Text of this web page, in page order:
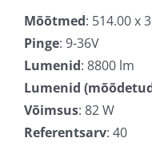
Mõõtmed: 514.00 x
Pinge: 9-36V
Lumenid: 8800 lm
Lumenid
Võimsus: 82 W
Referentsarv: 40